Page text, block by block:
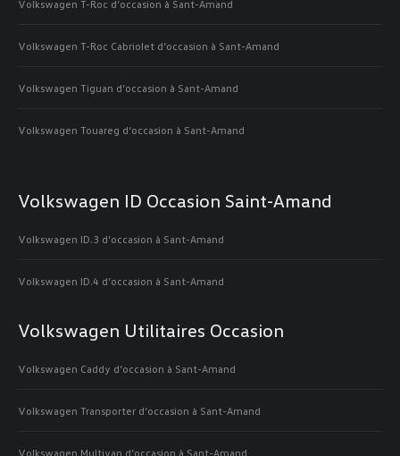
Volkswagen T-Roc d’occasion à Sant-Amand
Volkswagen T-Roc Cabriolet d’occasion à Sant-Amand
Volkswagen Tiguan d’occasion à Sant-Amand
Volkswagen Touareg d’occasion à Sant-Amand
Volkswagen ID Occasion Saint-Amand
Volkswagen ID.3 d’occasion à Sant-Amand
Volkswagen ID.4 d’occasion à Sant-Amand
Volkswagen Utilitaires Occasion
Volkswagen Caddy d’occasion à Sant-Amand
Volkswagen Transporter d’occasion à Sant-Amand
Volkswagen Multivan d’occasion à Sant-Amand